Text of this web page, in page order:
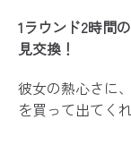
1ラウンド2時間
見交換！
彼女の熱心さに
を買って出てくれ